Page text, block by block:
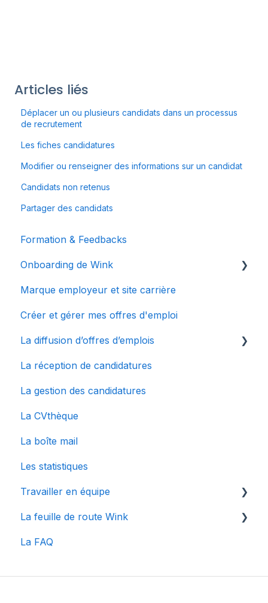
Articles liés
Déplacer un ou plusieurs candidats dans un processus
de recrutement
Les fiches candidatures
Modifier ou renseigner des informations sur un candidat
Candidats non retenus
Partager des candidats
Formation & Feedbacks
Onboarding de Wink
Bienvenue chez Wink
Mes premiers pas
Configurer mon compte
Le dashboard
Marque employeur et site carrière
Créer et gérer mes offres d'emploi
La diffusion d’offres d’emplois
La multidiffusion
Connecter des sites d'emplois à Wink
La réception de candidatures
La gestion des candidatures
La CVthèque
La boîte mail
Les statistiques
Travailler en équipe
Gestion des utilisateurs
Collaborer en équipe
La feuille de route Wink
Articles spécifiques à une mise à jour
La FAQ